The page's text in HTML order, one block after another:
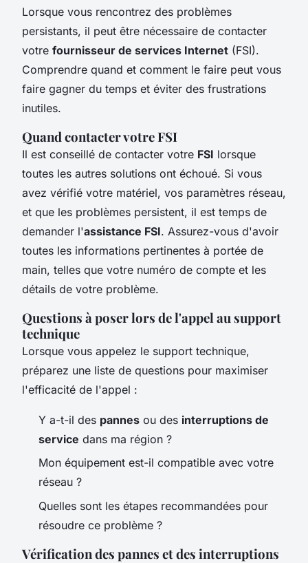
Lorsque vous rencontrez des problèmes
persistants, il peut être nécessaire de contacter
votre fournisseur de services Internet (FSI).
Comprendre quand et comment le faire peut vous
faire gagner du temps et éviter des frustrations
inutiles.
Quand contacter votre FSI
Il est conseillé de contacter votre FSI lorsque
toutes les autres solutions ont échoué. Si vous
avez vérifié votre matériel, vos paramètres réseau,
et que les problèmes persistent, il est temps de
demander l'assistance FSI. Assurez-vous d'avoir
toutes les informations pertinentes à portée de
main, telles que votre numéro de compte et les
détails de votre problème.
Questions à poser lors de l'appel au support
technique
Lorsque vous appelez le support technique,
préparez une liste de questions pour maximiser
l'efficacité de l'appel :
Y a-t-il des pannes ou des interruptions de
service dans ma région ?
Mon équipement est-il compatible avec votre
réseau ?
Quelles sont les étapes recommandées pour
résoudre ce problème ?
Vérification des pannes et des interruptions